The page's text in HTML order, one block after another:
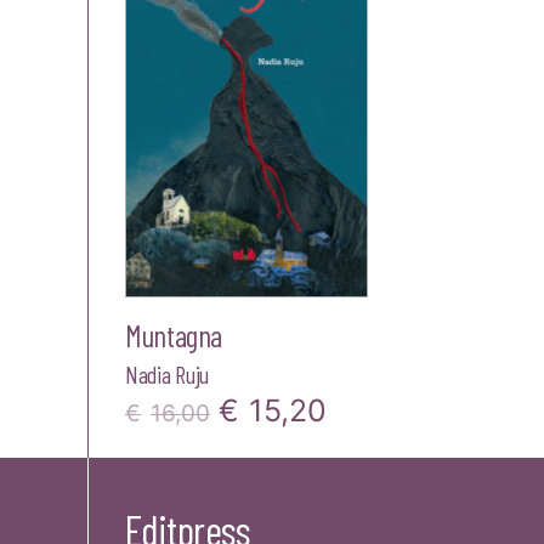
Muntagna
Nadia Ruju
€ 16,00 Il
prezzo
€ 15,20
prezzo
Editpress